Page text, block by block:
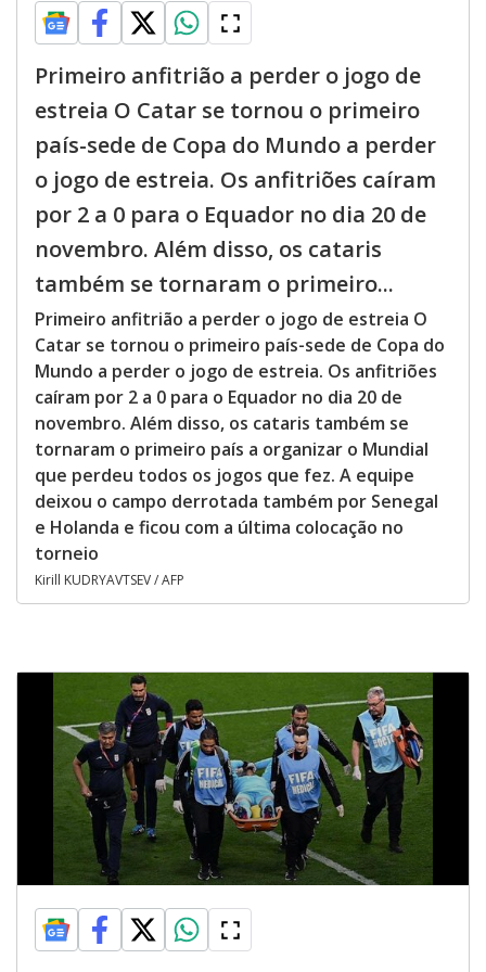
Primeiro anfitrião a perder o jogo de
estreia O Catar se tornou o primeiro
país-sede de Copa do Mundo a perder
o jogo de estreia. Os anfitriões caíram
por 2 a 0 para o Equador no dia 20 de
novembro. Além disso, os cataris
também se tornaram o primeiro...
Primeiro anfitrião a perder o jogo de estreia O
Catar se tornou o primeiro país-sede de Copa do
Mundo a perder o jogo de estreia. Os anfitriões
caíram por 2 a 0 para o Equador no dia 20 de
novembro. Além disso, os cataris também se
tornaram o primeiro país a organizar o Mundial
que perdeu todos os jogos que fez. A equipe
deixou o campo derrotada também por Senegal
e Holanda e ficou com a última colocação no
torneio
Kirill KUDRYAVTSEV / AFP